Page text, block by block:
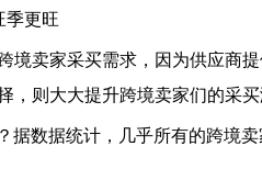
季更旺
境卖家采买需求，因为供应商
则大大提升跨境卖家们的采买
据数据统计，几乎所有的跨境